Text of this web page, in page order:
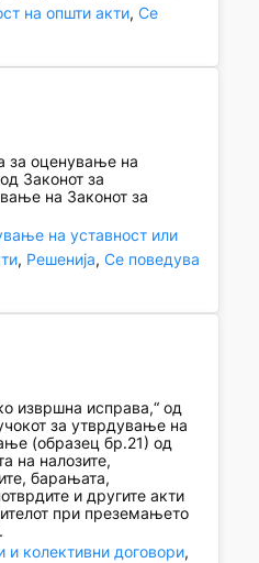
на општи акти, Се
за оценување на
Законот за
на Законот за
на уставност или
, Решенија, Се поведува
извршна исправа,“ од
за утврдување на
(образец бр.21) од
на налозите,
барањата,
и другите акти
при преземањето
и колективни договори